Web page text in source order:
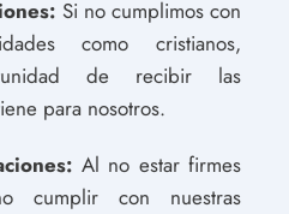
Si no cumplimos con
como cristianos,
de recibir las
para nosotros.
Al no estar firmes
con nuestras